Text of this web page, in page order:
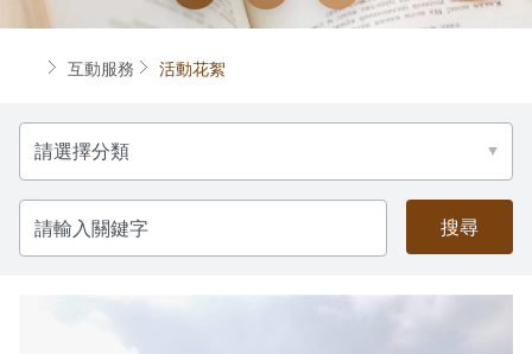
關於本系
系主任介紹
設備支援
連絡系辦
師資陣容
課程規劃
課程資訊
授課大綱
教材資訊
互動服務
檔案下載
學習輔導資源
系學會
組織章程
回空大首頁
首頁互動服務 活動花絮
分
類
請
輸
入
關